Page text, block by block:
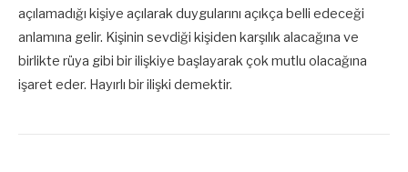
açılamadığı kişiye açılarak duygularını açıkça belli edeceği
anlamına gelir. Kişinin sevdiği kişiden karşılık alacağına ve
birlikte rüya gibi bir ilişkiye başlayarak çok mutlu olacağına
işaret eder. Hayırlı bir ilişki demektir.